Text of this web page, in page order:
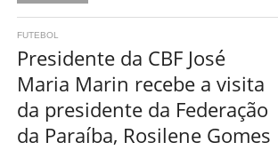
FUTEBOL
Presidente da CBF José
Maria Marin recebe a visita
da presidente da Federação
da Paraíba, Rosilene Gomes